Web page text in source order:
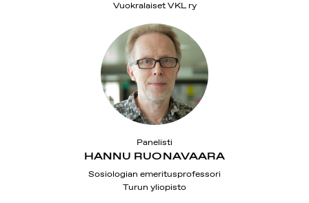
Vuokralaiset VKL ry
HANNU RUONAVAARA
Panelisti
Sosiologian emeritusprofessori
Turun yliopisto